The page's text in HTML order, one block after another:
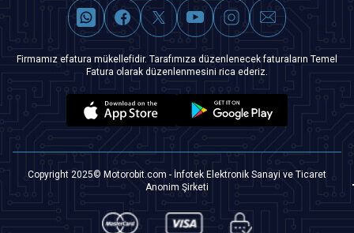
Firmamız efatura mükellefidir. Tarafımıza düzenlenecek faturaların Temel
Fatura olarak düzenlenmesini rica ederiz.
Copyright 2025© Motorobit.com - İnfotek Elektronik Sanayi ve Ticaret
Anonim Şirketi